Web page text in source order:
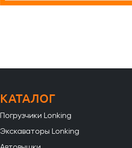
КАТАЛОГ
Погрузчики Lonking
Экскаваторы Lonking